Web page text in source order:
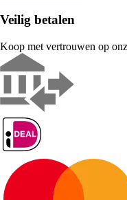
Veilig betalen
Koop met vertrouwen op